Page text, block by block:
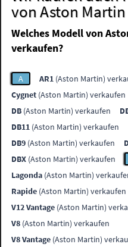
von Aston Martin
Welches Modell von
verkaufen?
A AR1 (Aston Martin)
Cygnet (Aston Martin) verkaufen
DB (Aston Martin) verkaufen
DB11 (Aston Martin) verkaufen
DB9 (Aston Martin) verkaufen
DBX (Aston Martin) verkaufen
Lagonda (Aston Martin)
Rapide (Aston Martin) verkaufen
V12 Vantage (Aston Martin)
V8 (Aston Martin) verkaufen
V8 Vantage (Aston Martin)